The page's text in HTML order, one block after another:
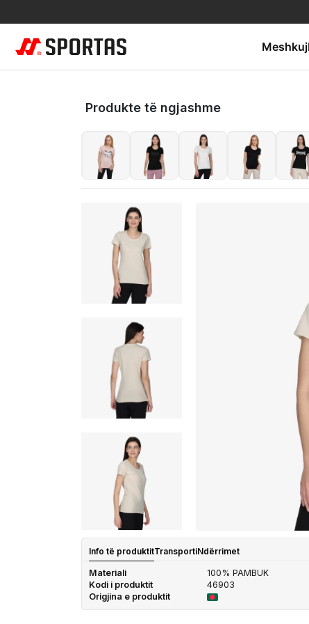
Meshkuj
Produkte të ngjashme
Info të produktitTransportiNdërrimet
Materiali
100% PAMBUK
Kodi i produktit
46903
Origjina e produktit